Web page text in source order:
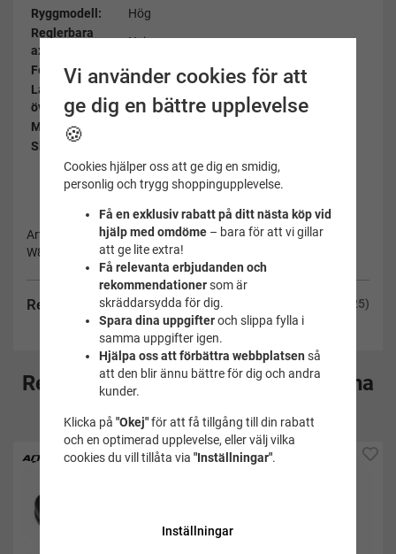
Recensioner (25)
Ryggmodell:
Hög
Reglerbara
axelband:
Nej
Fodrad:
Nej
Lång
överkropp:
Material:
Skötselråd:
Artikelnummer:
W8402-105-48
Rekommenderade tillbehör till denna
produkt
Vi använder cookies för att
ge dig en bättre upplevelse
🍪
Cookies hjälper oss att ge dig en smidig,
personlig och trygg shoppingupplevelse.
Få en exklusiv rabatt på ditt nästa köp vid
hjälp med omdöme– bara för att vi gillar
att ge lite extra!
Få relevanta erbjudanden och
rekommendationersom är
skräddarsydda för dig.
Spara dina uppgifteroch slippa fylla i
samma uppgifter igen.
Hjälpa oss att förbättra webbplatsen så
att den blir ännu bättre för dig och andra
kunder.
Klicka på "Okej"för att få tillgång till din rabatt
och en optimerad upplevelse, eller välj vilka
cookies du vill tillåta via "Inställningar".
Inställningar